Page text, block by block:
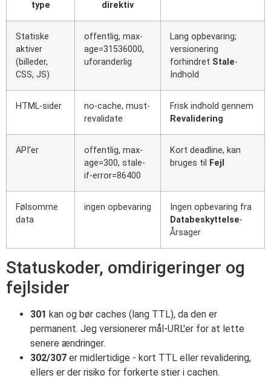
type
direktiv
Statiske
aktiver
(billeder,
CSS, JS)
offentlig, max-
age=31536000,
uforanderlig
Lang opbevaring;
versionering
forhindret Stale-
Indhold
HTML-sider
no-cache, must-
revalidate
Frisk indhold gennem
Revalidering
API'er
offentlig, max-
age=300, stale-
if-error=86400
Kort deadline, kan
bruges til
Fejl
Følsomme
data
ingen opbevaring
Ingen opbevaring fra
Databeskyttelse-
Årsager
Statuskoder, omdirigeringer og
fejlsider
301 kan og bør caches (lang TTL), da den er
permanent. Jeg versionerer mål-URL'er for at lette
senere ændringer.
302/307 er midlertidige - kort TTL eller revalidering,
ellers er der risiko for forkerte stier i cachen.